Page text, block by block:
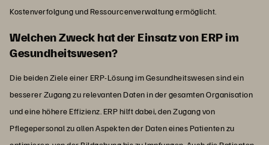
Kostenverfolgung und Ressourcenverwaltung ermöglicht.
Welchen Zweck hat der Einsatz von ERP im
Gesundheitswesen?
Die beiden Ziele einer ERP-Lösung im Gesundheitswesen sind ein
besserer Zugang zu relevanten Daten in der gesamten Organisation
und eine höhere Effizienz. ERP hilft dabei, den Zugang von
Pflegepersonal zu allen Aspekten der Daten eines Patienten zu